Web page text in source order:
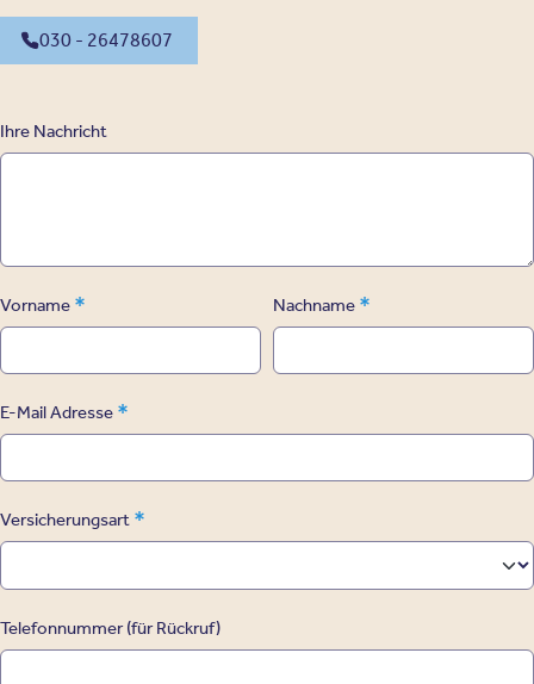
030 - 26478607
Ihre Nachricht
Vorname * Nachname *
E-Mail Adresse *
Versicherungsart *
Telefonnummer (für Rückruf)